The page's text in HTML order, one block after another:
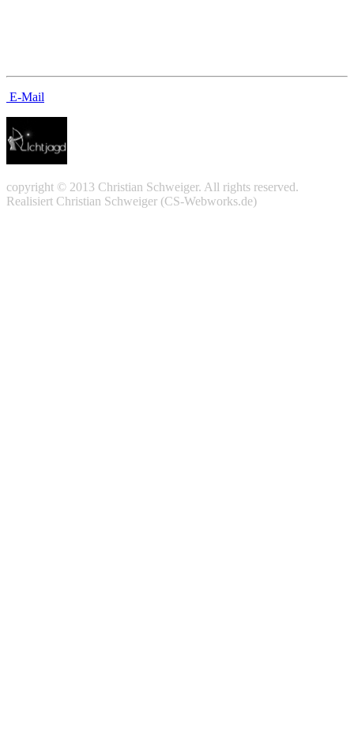
E-Mail
copyright © 2013 Christian Schweiger. All rights reserved.
Realisiert Christian Schweiger (CS-Webworks.de)